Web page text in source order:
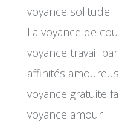
voyance solitude
La voyance de
voyance travail
affinités
voyance gratuite
voyance amour